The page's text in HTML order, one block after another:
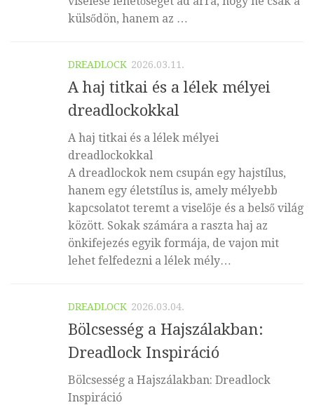
külsődön, hanem az …
DREADLOCK 2026.03.11.
A haj titkai és a lélek mélyei
dreadlockokkal
A haj titkai és a lélek mélyei
dreadlockokkal
A dreadlockok nem csupán egy hajstílus,
hanem egy életstílus is, amely mélyebb
kapcsolatot teremt a viselője és a belső világ
között. Sokak számára a raszta haj az
önkifejezés egyik formája, de vajon mit
lehet felfedezni a lélek mély…
DREADLOCK 2026.03.04.
Bölcsesség a Hajszálakban:
Dreadlock Inspiráció
Bölcsesség a Hajszálakban: Dreadlock
Inspiráció